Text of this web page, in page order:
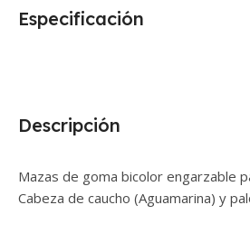
Descripción
Mazas de goma bicolor engarzable
Cabeza de caucho (Aguamarina) y
Especificación